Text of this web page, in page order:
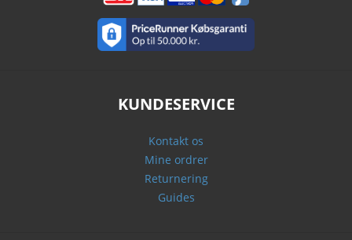
KUNDESERVICE
Kontakt os
Mine ordrer
Returnering
Guides